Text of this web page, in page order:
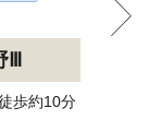
歩約10分
ハーフオ